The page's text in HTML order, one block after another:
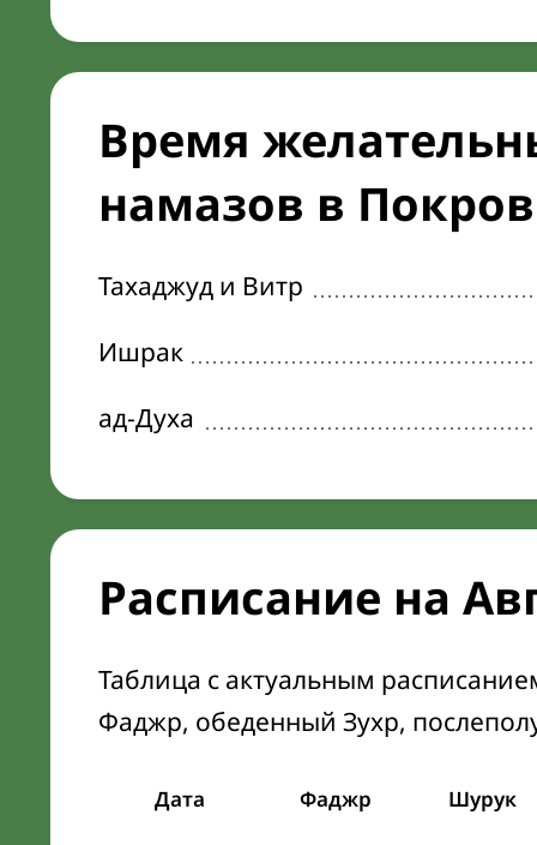
Время
намазов в
Тахаджуд и Витр
Ишрак
ад-Духа
Расписание на
Таблица с актуальным
Фаджр, обеденный Зухр,
Дата Фаджр Шурук